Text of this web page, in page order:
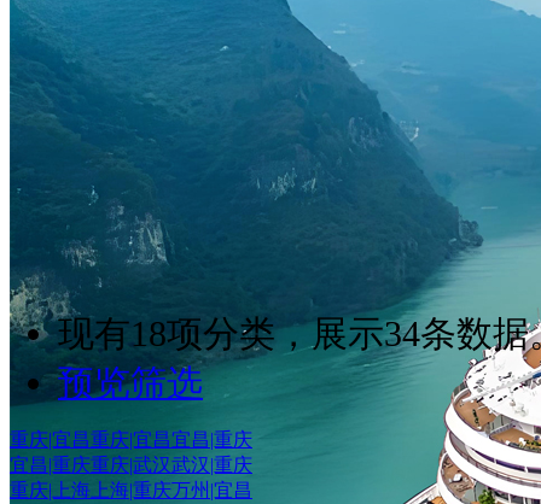
现有18项分类，展示34条数据
预览筛选
重庆|宜昌重庆|宜昌宜昌|重庆
宜昌|重庆重庆|武汉武汉|重庆
重庆|上海 上海|重庆万州|宜昌